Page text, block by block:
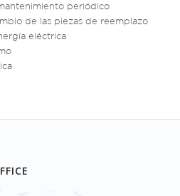
periódico
de las piezas de reemplazo
eléctrica